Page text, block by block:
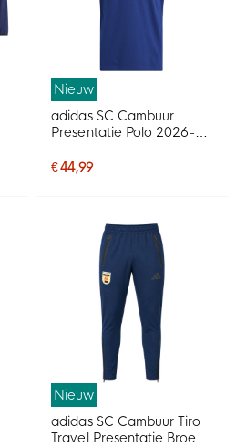
Nieuw
adidas SC Cambuur
Presentatie Polo 2026-
€ 44,99
Nieuw
adidas SC Cambuur Tiro
Travel Presentatie Broek